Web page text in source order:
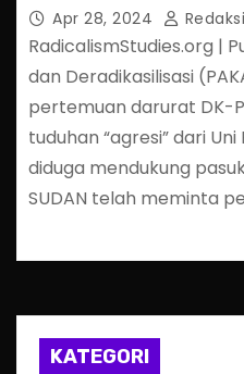
Apr 28, 2024
RadicalismStudies.org |
dan Deradikasilisasi
pertemuan darurat DK-
tuduhan “agresi” dari
diduga mendukung
SUDAN telah meminta
KATEGORI